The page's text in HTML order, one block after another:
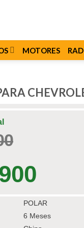
MOTORES
POLAR
6 Meses